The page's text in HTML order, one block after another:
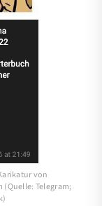
von
Telegram;